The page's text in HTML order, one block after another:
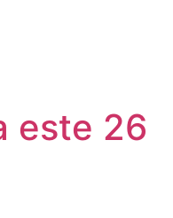
este 26